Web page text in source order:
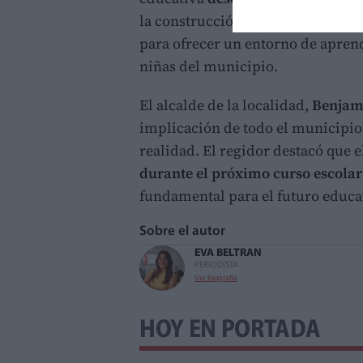
la construcción de las nuevas
para ofrecer un entorno de
niñas del municipio.
El alcalde de la localidad,
implicación de todo el municipio
realidad. El regidor destacó que
durante el próximo curso escolar
fundamental para el futuro
Sobre el autor
EVA BELTRAN
PERIODISTA
Ver biografía
HOY EN PORTADA